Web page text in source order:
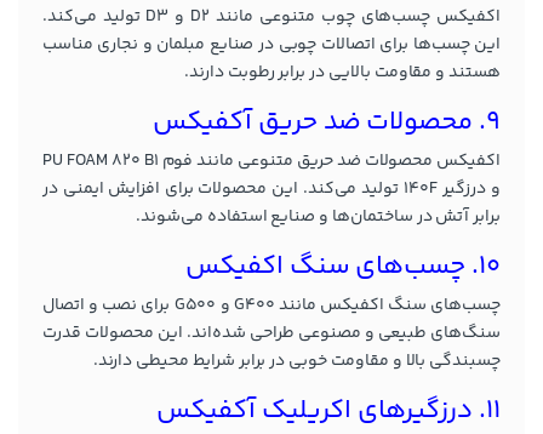
اکفیکس چسب‌های چوب متنوعی مانند D2 و D3 تولید می‌کند.
این چسب‌ها برای اتصالات چوبی در صنایع مبلمان و نجاری مناسب
هستند و مقاومت بالایی در برابر رطوبت دارند.
9. محصولات ضد حریق آکفیکس
اکفیکس محصولات ضد حریق متنوعی مانند فوم PU FOAM 820 B1
و درزگیر 140F تولید می‌کند. این محصولات برای افزایش ایمنی در
برابر آتش در ساختمان‌ها و صنایع استفاده می‌شوند.
10. چسب‌های سنگ اکفیکس
چسب‌های سنگ اکفیکس مانند G400 و G500 برای نصب و اتصال
سنگ‌های طبیعی و مصنوعی طراحی شده‌اند. این محصولات قدرت
چسبندگی بالا و مقاومت خوبی در برابر شرایط محیطی دارند.
11. درزگیرهای اکریلیک آکفیکس